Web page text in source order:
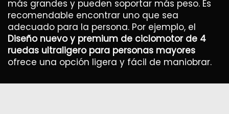
más grandes y pueden soportar más peso. Es
recomendable encontrar uno que sea
adecuado para la persona. Por ejemplo, el
Diseño nuevo y premium de ciclomotor de 4
ruedas ultraligero para personas mayores
ofrece una opción ligera y fácil de maniobrar.